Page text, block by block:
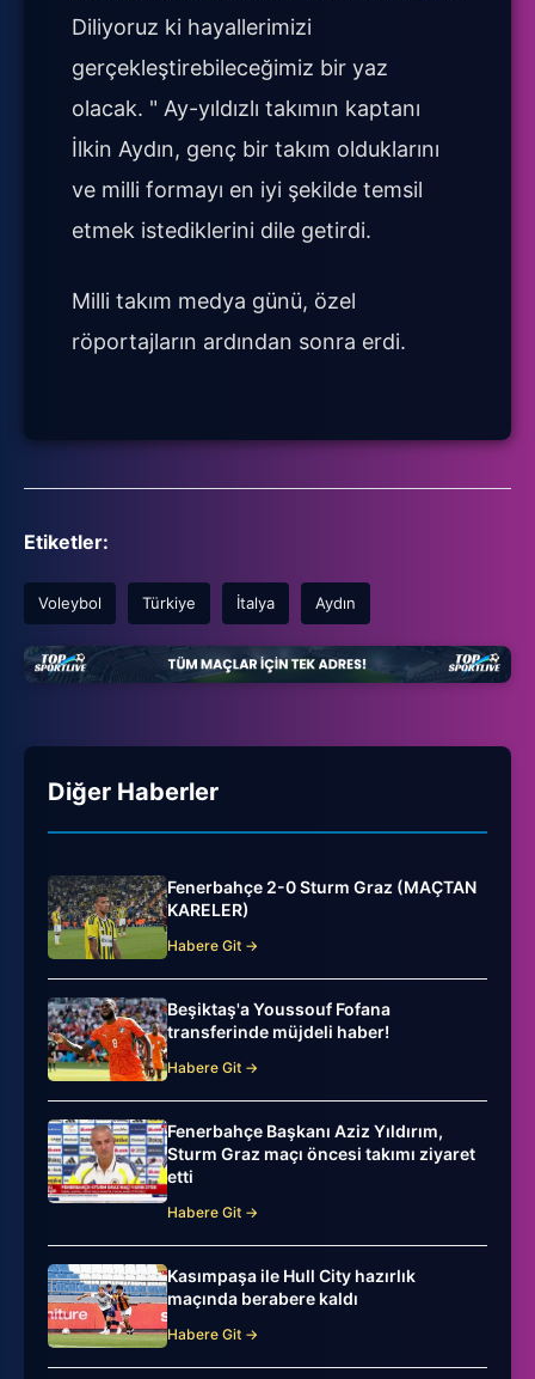
Diliyoruz ki hayallerimizi
gerçekleştirebileceğimiz bir yaz
olacak. " Ay-yıldızlı takımın kaptanı
İlkin Aydın, genç bir takım olduklarını
ve milli formayı en iyi şekilde temsil
etmek istediklerini dile getirdi.
Milli takım medya günü, özel
röportajların ardından sonra erdi.
Etiketler:
Voleybol Türkiye İtalya Aydın
Diğer Haberler
Fenerbahçe 2-0 Sturm Graz (MAÇTAN
KARELER)
Habere Git →
Beşiktaş'a Youssouf Fofana
transferinde müjdeli haber!
Habere Git →
Fenerbahçe Başkanı Aziz Yıldırım,
Sturm Graz maçı öncesi takımı ziyaret
etti
Habere Git →
Kasımpaşa ile Hull City hazırlık
maçında berabere kaldı
Habere Git →